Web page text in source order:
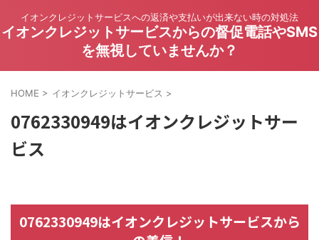
イオンクレジットサービスへの返済や支払いが出来ない時の対処法
イオンクレジットサービスからの督促電話やSMS
を無視していませんか？
HOME > イオンクレジットサービス >
0762330949はイオンクレジットサー
ビス
0762330949はイオンクレジットサービスから